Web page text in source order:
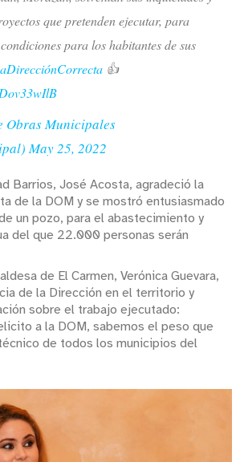
que pretenden ejecutar, para
para los habitantes de sus
👍
Municipales
May 25, 2022
Barrios, José Acosta, agradeció la
de la DOM y se mostró entusiasmado
un pozo, para el abastecimiento y
del que 22.000 personas serán
de El Carmen, Verónica Guevara,
de la Dirección en el territorio y
sobre el trabajo ejecutado:
a la DOM, sabemos el peso que
de todos los municipios del